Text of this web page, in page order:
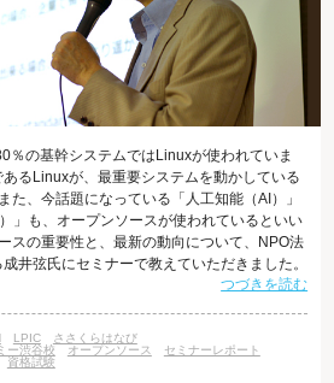
％の基幹システムではLinuxが使われていま
るLinuxが、最重要システムを動かしている
た、今話題になっている「人工知能（AI）」
」も、オープンソースが使われているといい
スの重要性と、最新の動向について、NPO法
井弦氏にセミナーで教えていただきました。
日本人技術者に求められるスキルとは 2016年
だき、「次世代のオープンソース活用セミ
ンテック（F
つづきを読む
LPIC
ささくらはなび
ー渋谷校
オープンソース
セミナーレポート
資格試験